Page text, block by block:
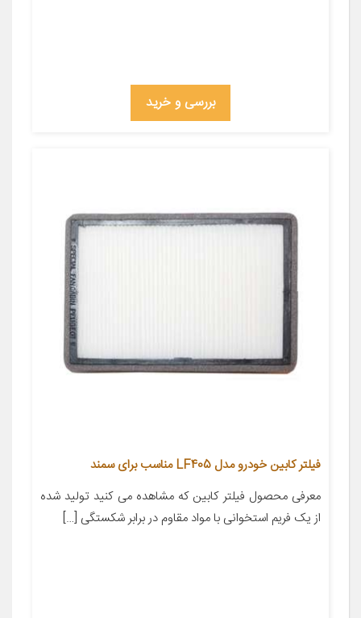
بررسی و خرید
فیلتر کابین خودرو مدل LF405 مناسب برای سمند
معرفی محصول فیلتر کابین که مشاهده می کنید تولید شده
از یک فریم استخوانی با مواد مقاوم در برابر شکستگی […]